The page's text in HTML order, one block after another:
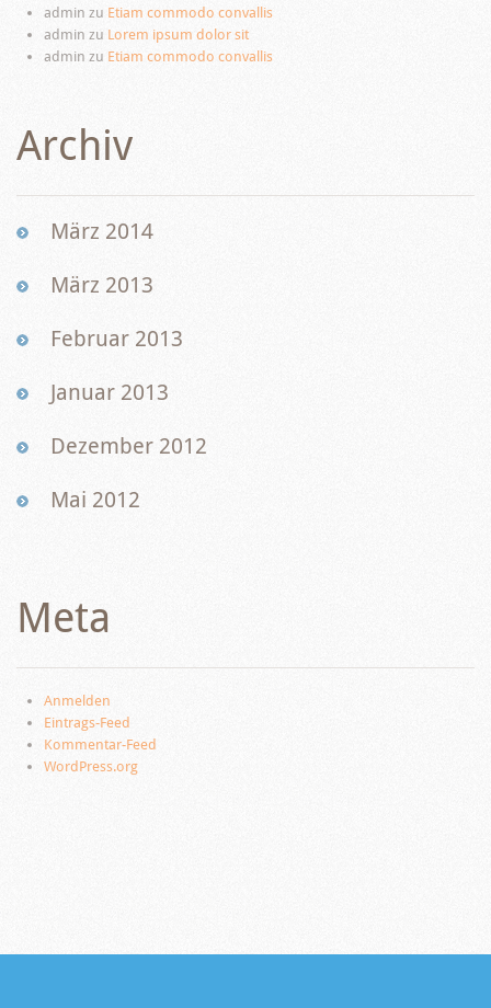
admin zu Etiam commodo convallis
admin zu Lorem ipsum dolor sit
admin zu Etiam commodo convallis
Archiv
März 2014
März 2013
Februar 2013
Januar 2013
Dezember 2012
Mai 2012
Meta
Anmelden
Eintrags-Feed
Kommentar-Feed
WordPress.org